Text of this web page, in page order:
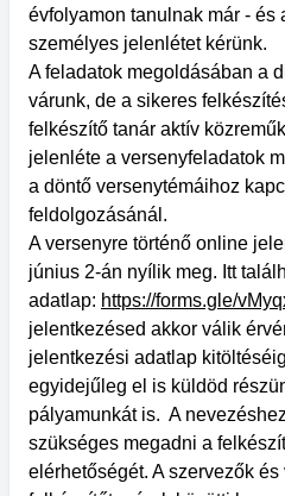
évfolyamon tanulnak már - és
személyes jelenlétet kérünk.
A feladatok megoldásában a
várunk, de a sikeres
felkészítő tanár aktív
jelenléte a versenyfeladatok
a döntő versenytémáihoz
feldolgozásánál.
A versenyre történő online
június 2-án nyílik meg. Itt
adatlap: https://forms.gle/
jelentkezésed akkor válik
jelentkezési adatlap
egyidejűleg el is küldöd
pályamunkát is. A
szükséges megadni a
elérhetőségét. A szervezők